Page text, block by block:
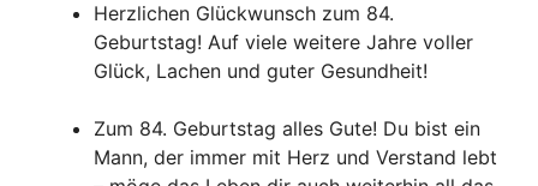
Herzlichen Glückwunsch zum 84.
Geburtstag! Auf viele weitere Jahre voller
Glück, Lachen und guter Gesundheit!
Zum 84. Geburtstag alles Gute! Du bist ein
Mann, der immer mit Herz und Verstand lebt